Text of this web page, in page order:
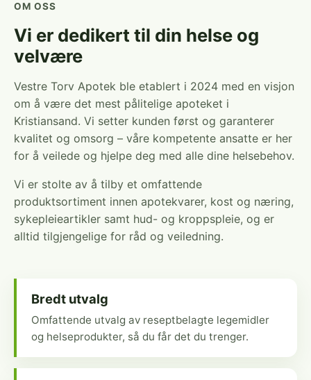
OM OSS
Vi er dedikert til din helse og
velvære
Vestre Torv Apotek ble etablert i 2024 med en visjon
om å være det mest pålitelige apoteket i
Kristiansand. Vi setter kunden først og garanterer
kvalitet og omsorg – våre kompetente ansatte er her
for å veilede og hjelpe deg med alle dine helsebehov.
Vi er stolte av å tilby et omfattende
produktsortiment innen apotekvarer, kost og næring,
sykepleieartikler samt hud- og kroppspleie, og er
alltid tilgjengelige for råd og veiledning.
Bredt utvalg
Omfattende utvalg av reseptbelagte legemidler
og helseprodukter, så du får det du trenger.